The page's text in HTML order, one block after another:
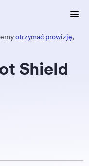
otrzymać prowizję,
Shield